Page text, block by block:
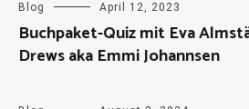
Blog April 12, 2023
Buchpaket-Quiz mit Eva
Drews aka Emmi Johannsen